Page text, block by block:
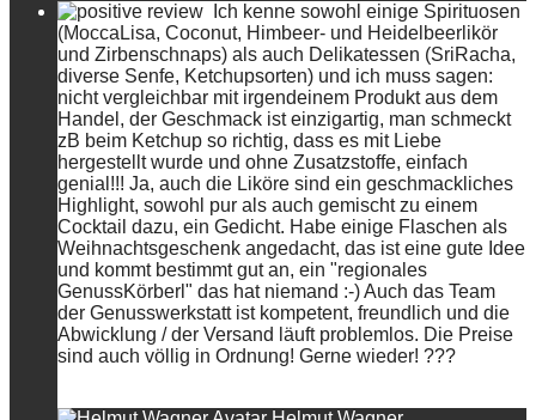
Ich kenne sowohl einige Spirituosen
(MoccaLisa, Coconut, Himbeer- und Heidelbeerlikör
und Zirbenschnaps) als auch Delikatessen (SriRacha,
diverse Senfe, Ketchupsorten) und ich muss sagen:
nicht vergleichbar mit irgendeinem Produkt aus dem
Handel, der Geschmack ist einzigartig, man schmeckt
zB beim Ketchup so richtig, dass es mit Liebe
hergestellt wurde und ohne Zusatzstoffe, einfach
genial!!! Ja, auch die Liköre sind ein geschmackliches
Highlight, sowohl pur als auch gemischt zu einem
Cocktail dazu, ein Gedicht. Habe einige Flaschen als
Weihnachtsgeschenk angedacht, das ist eine gute Idee
und kommt bestimmt gut an, ein "regionales
GenussKörberl" das hat niemand :-) Auch das Team
der Genusswerkstatt ist kompetent, freundlich und die
Abwicklung / der Versand läuft problemlos. Die Preise
sind auch völlig in Ordnung! Gerne wieder! ???